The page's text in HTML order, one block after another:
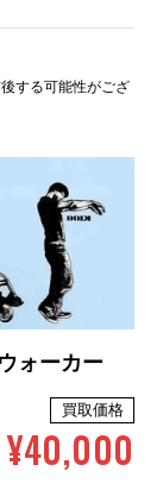
する可能性がござ
ォーカー
買取価格
¥40,000